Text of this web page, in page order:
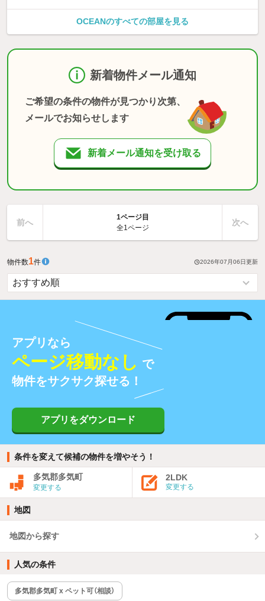
OCEANのすべての部屋を見る
新着物件メール通知
ご希望の条件の物件が見つかり次第、
メールでお知らせします
新着メール通知を受け取る
前へ
1ページ目
全1ページ
次へ
物件数1件 2026年07月06日 更新
アプリなら
ページ移動なし で
物件をサクサク探せる！
アプリをダウンロード
条件を変えて候補の物件を増やそう！
多気郡多気町
変更する
2LDK
変更する
地図
地図から探す
人気の条件
多気郡多気町 x ペット可（相談）